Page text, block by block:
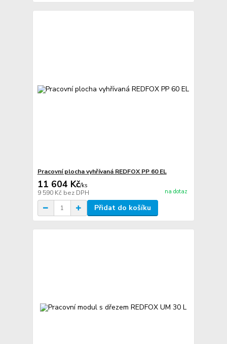
Pracovní plocha vyhřívaná REDFOX PP 60 EL
11 604 Kč/ks
9 590 Kč bez DPH na dotaz
Přidat do košíku